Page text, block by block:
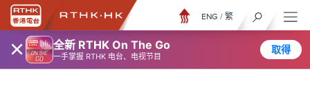
× 全新 RTHK On The Go
一手掌握 RTHK 电台、电视节目
取得
ENG / 繁